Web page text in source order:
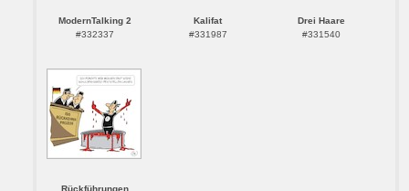
ModernTalking 2
#332337
Kalifat
#331987
Drei Haare
#331540
Rückführungen